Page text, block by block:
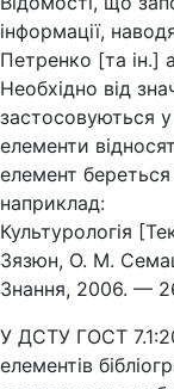
інформації,
Петренко [та ін.]
Необхідно від
застосовуються
елементи
елемент
наприклад:
Культурологія
Зязюн, О. М.
Знання, 2006. —
У ДСТУ ГОСТ
елементів